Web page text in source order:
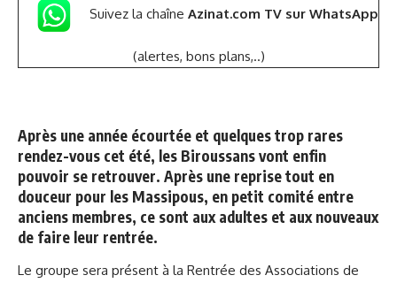
Suivez la chaîne Azinat.com TV sur WhatsApp
(alertes, bons plans,..)
Après une année écourtée et quelques trop rares
rendez-vous cet été, les Biroussans vont enfin
pouvoir se retrouver. Après une reprise tout en
douceur pour les Massipous, en petit comité entre
anciens membres, ce sont aux adultes et aux nouveaux
de faire leur rentrée.
Le groupe sera présent à la Rentrée des Associations de